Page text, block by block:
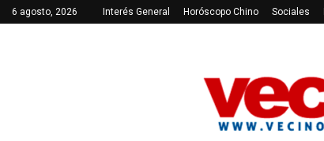
6 agosto, 2026 Interés General Horóscopo Chino Sociales